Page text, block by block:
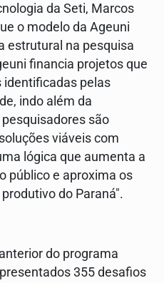
da Seti, Marcos
o modelo da Ageuni
estrutural na pesquisa
financia projetos que
identificadas pelas
indo além da
são
viáveis com
lógica que aumenta a
público e aproxima os
do Paraná".
do programa
355 desafios